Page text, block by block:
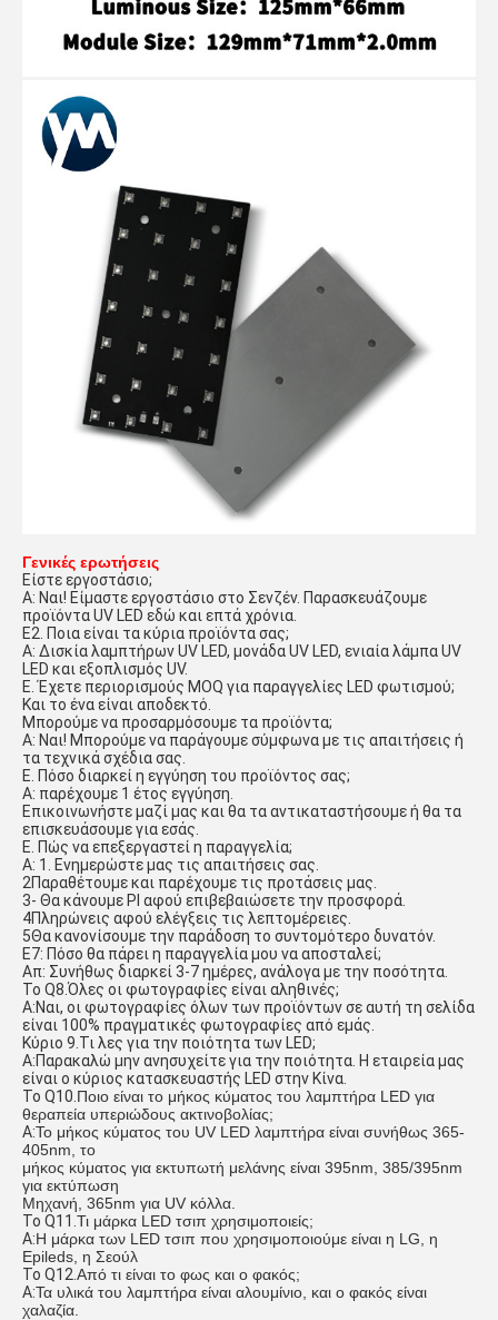
Γενικές ερωτήσεις
Είστε εργοστάσιο;
Α: Ναι! Είμαστε εργοστάσιο στο Σενζέν. Παρασκευάζουμε
προϊόντα UV LED εδώ και επτά χρόνια.
Ε2. Ποια είναι τα κύρια προϊόντα σας;
Α: Δισκία λαμπτήρων UV LED, μονάδα UV LED, ενιαία λάμπα UV
LED και εξοπλισμός UV.
Ε. Έχετε περιορισμούς MOQ για παραγγελίες LED φωτισμού;
Και το ένα είναι αποδεκτό.
Μπορούμε να προσαρμόσουμε τα προϊόντα;
Α: Ναι! Μπορούμε να παράγουμε σύμφωνα με τις απαιτήσεις ή
τα τεχνικά σχέδια σας.
Ε. Πόσο διαρκεί η εγγύηση του προϊόντος σας;
Α: παρέχουμε 1 έτος εγγύηση.
Επικοινωνήστε μαζί μας και θα τα αντικαταστήσουμε ή θα τα
επισκευάσουμε για εσάς.
Ε. Πώς να επεξεργαστεί η παραγγελία;
Α: 1. Ενημερώστε μας τις απαιτήσεις σας.
2Παραθέτουμε και παρέχουμε τις προτάσεις μας.
3- Θα κάνουμε PI αφού επιβεβαιώσετε την προσφορά.
4Πληρώνεις αφού ελέγξεις τις λεπτομέρειες.
5Θα κανονίσουμε την παράδοση το συντομότερο δυνατόν.
Ε7: Πόσο θα πάρει η παραγγελία μου να αποσταλεί;
Απ: Συνήθως διαρκεί 3-7 ημέρες, ανάλογα με την ποσότητα.
Το Q8. Όλες οι φωτογραφίες είναι αληθινές;
Α:Ναι, οι φωτογραφίες όλων των προϊόντων σε αυτή τη σελίδα
είναι 100% πραγματικές φωτογραφίες από εμάς.
Κύριο 9. Τι λες για την ποιότητα των LED;
Α:Παρακαλώ μην ανησυχείτε για την ποιότητα. Η εταιρεία μας
είναι ο κύριος κατασκευαστής LED στην Κίνα.
Το Q10. Ποιο είναι το μήκος κύματος του λαμπτήρα LED για
θεραπεία υπεριώδους ακτινοβολίας;
Α:Το μήκος κύματος του UV LED λαμπτήρα είναι συνήθως 365-
405nm, το
μήκος κύματος για εκτυπωτή μελάνης είναι 395nm, 385/395nm
για εκτύπωση
Μηχανή, 365nm για UV κόλλα.
Το Q11. Τι μάρκα LED τσιπ χρησιμοποιείς;
Α:Η μάρκα των LED τσιπ που χρησιμοποιούμε είναι η LG, η
Epileds, η Σεούλ
Το Q12. Από τι είναι το φως και ο φακός;
Α:Τα υλικά του λαμπτήρα είναι αλουμίνιο, και ο φακός είναι
χαλαζία.